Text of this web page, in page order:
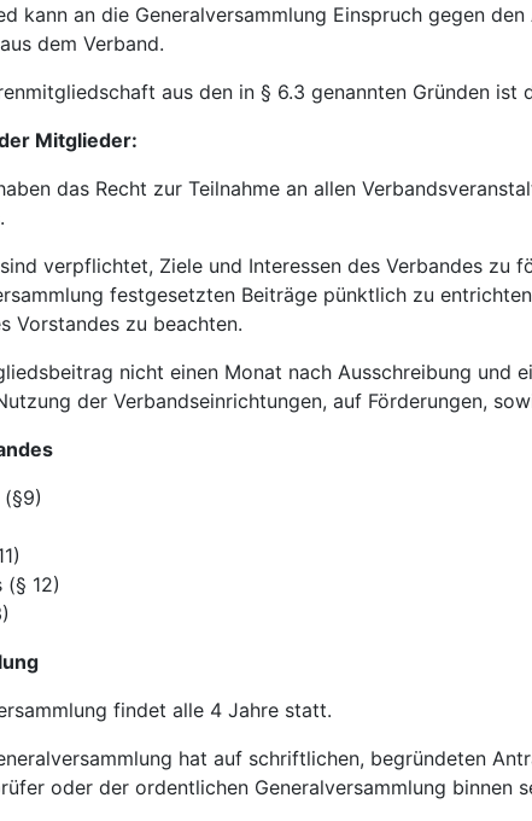
kann an die Generalversammlung Einspruch gegen
dem Verband.
aus den in § 6.3 genannten Gründen ist
Mitglieder:
das Recht zur Teilnahme an allen
verpflichtet, Ziele und Interessen des Verbandes zu
festgesetzten Beiträge pünktlich zu
Vorstandes zu beachten.
nicht einen Monat nach Ausschreibung
der Verbandseinrichtungen, auf Förderungen,
(§9)
(§ 12)
findet alle 4 Jahre statt.
hat auf schriftlichen, begründeten
oder der ordentlichen Generalversammlung binnen